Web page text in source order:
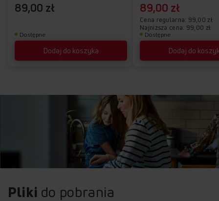
Dostępne
Dodaj do koszyka
89,00 zł
Najniższa cena: 99,00 zł
Dostępne
Dodaj do
89,00 zł
Cena regularna 99,00 zł
Pliki do pobrania